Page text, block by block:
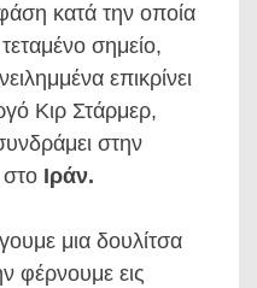
κατά την οποία
σημείο,
επικρίνει
Κιρ Στάρμερ,
στην
Ιράν.
μια δουλίτσα
φέρνουμε εις